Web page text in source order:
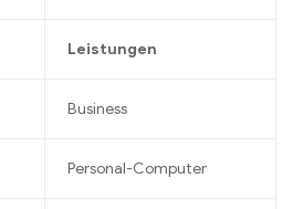
Leistungen
Business
Personal-Computer